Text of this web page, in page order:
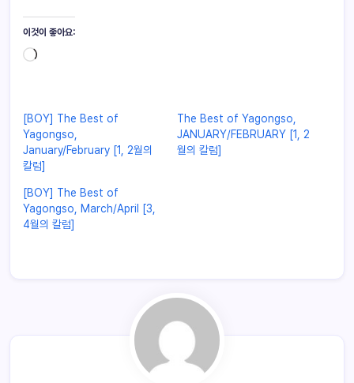
이것이 좋아요:
[BOY] The Best of
Yagongso,
January/February [1, 2월의
칼럼]
The Best of Yagongso,
JANUARY/FEBRUARY [1, 2
월의 칼럼]
[BOY] The Best of
Yagongso, March/April [3,
4월의 칼럼]